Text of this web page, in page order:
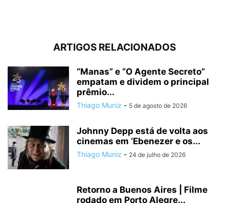
ARTIGOS RELACIONADOS
“Manas” e “O Agente Secreto”
empatam e dividem o principal
prêmio...
Thiago Muniz - 5 de agosto de 2026
Johnny Depp está de volta aos
cinemas em ‘Ebenezer e os...
Thiago Muniz - 24 de julho de 2026
Retorno a Buenos Aires | Filme
rodado em Porto Alegre...